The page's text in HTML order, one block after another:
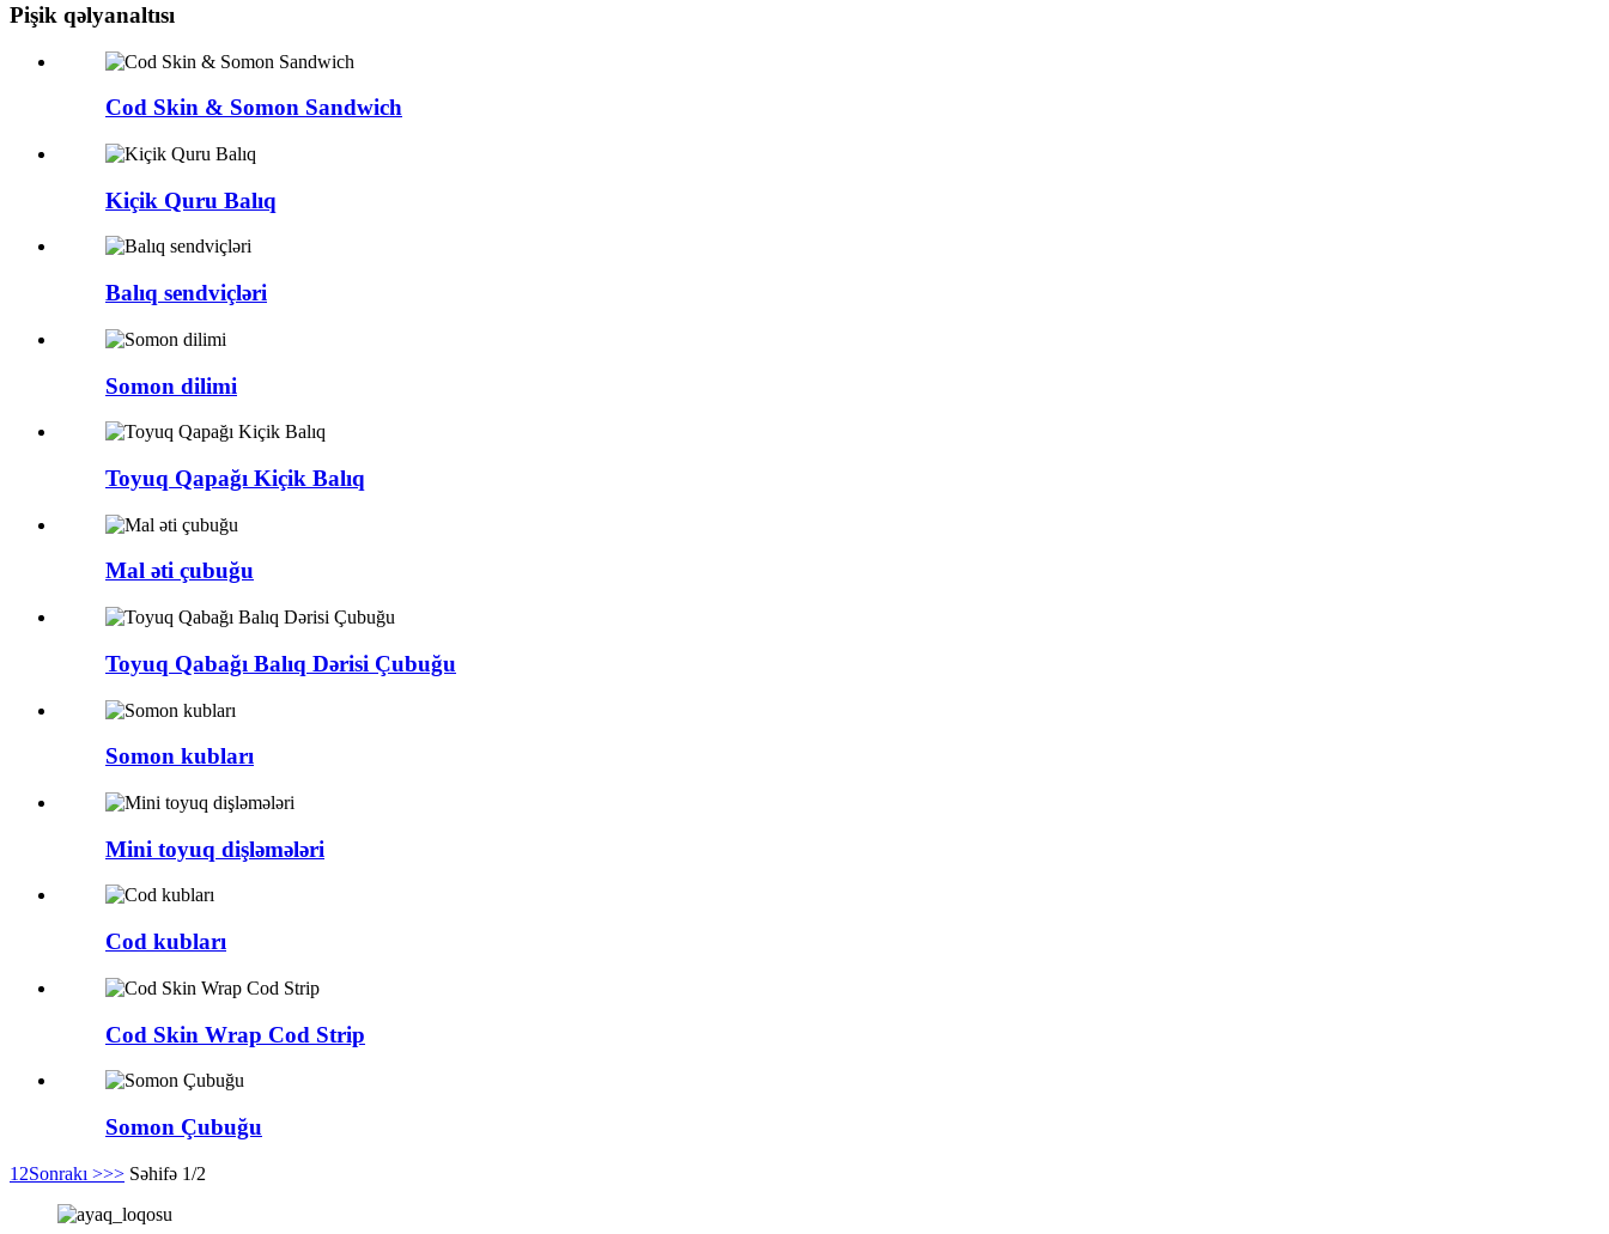
Pişik qəlyanaltısı
Cod Skin & Somon Sandwich
Kiçik Quru Balıq
Balıq sendviçləri
Somon dilimi
Toyuq Qapağı Kiçik Balıq
Mal əti çubuğu
Toyuq Qabağı Balıq Dərisi Çubuğu
Somon kubları
Mini toyuq dişləmələri
Cod kubları
Cod Skin Wrap Cod Strip
Somon Çubuğu
1 2Sonrakı >>> Səhifə 1/2